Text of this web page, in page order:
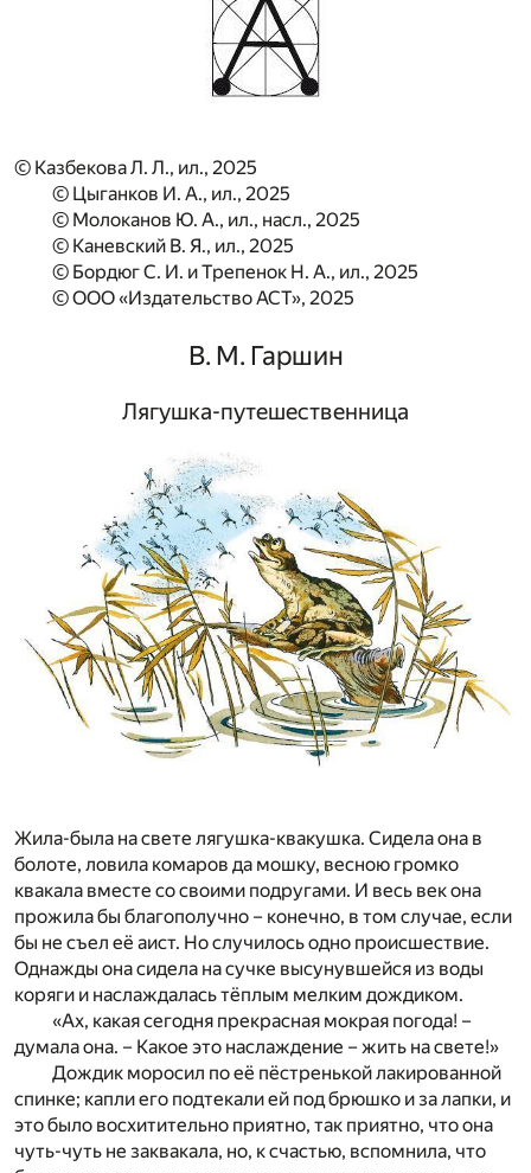
© Казбекова Л. Л., ил., 2025
© Цыганков И. А., ил., 2025
© Молоканов Ю. А., ил., насл., 2025
© Каневский В. Я., ил., 2025
© Бордюг С. И. и Трепенок Н. А., ил., 2025
© ООО «Издательство АСТ», 2025
В. М. Гаршин
Лягушка-путешественница
Жила-была на свете лягушка-квакушка. Сидела она в
болоте, ловила комаров да мошку, весною громко
квакала вместе со своими подругами. И весь век она
прожила бы благополучно – конечно, в том случае, если
бы не съел её аист. Но случилось одно происшествие.
Однажды она сидела на сучке высунувшейся из воды
коряги и наслаждалась тёплым мелким дождиком.
«Ах, какая сегодня прекрасная мокрая погода! –
думала она. – Какое это наслаждение – жить на свете!»
Дождик моросил по её пёстренькой лакированной
спинке; капли его подтекали ей под брюшко и за лапки, и
это было восхитительно приятно, так приятно, что она
чуть-чуть не заквакала, но, к счастью, вспомнила, что